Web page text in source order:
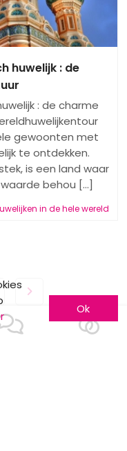
huwelijk : de
: de charme
gewoonten met
te ontdekken.
is een land waar
behou [...]
in de hele wereld
Ok